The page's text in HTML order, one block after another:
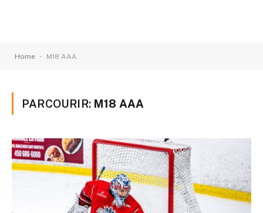
Home - M18 AAA
PARCOURIR: M18 AAA